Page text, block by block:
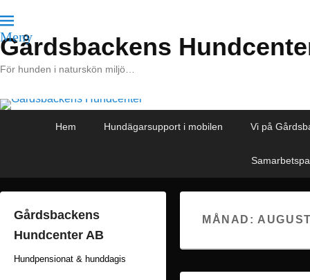
Meny
Gårdsbackens
För hunden i naturskön miljö…
Hem Hundägarsupport i mobilen Vi på
MÅNAD:
Gårdsbackens
Hundcenter AB
Hundpensionat & hunddagis